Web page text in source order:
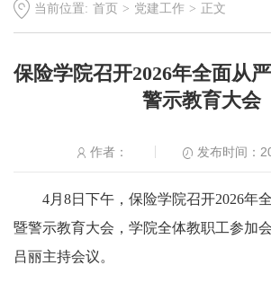
当前位置: 首页 > 党建工作 > 正文
保险学院召开2026年全面从
警示教育大会
作者： 发布时间：
4月8日下午，保险学院召开2026年
暨警示教育大会，学院全体教职工参加
吕丽主持会议。